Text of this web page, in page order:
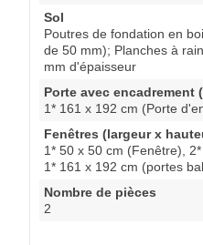
Sol
Poutres de fondation en
de 50 mm); Planches à
mm d'épaisseur
Porte avec encadrement
1* 161 x 192 cm (Porte
Fenêtres (largeur x
1* 50 x 50 cm (Fenêtre),
1* 161 x 192 cm (portes
Nombre de pièces
2